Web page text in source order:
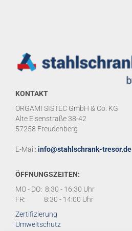
KONTAKT
ORGAMI SISTEC GmbH & Co. KG
Alte Eisenstraße 38-42
57258 Freudenberg
E-Mail: info@stahlschrank-tresor.de
ÖFFNUNGSZEITEN:
MO - DO: 8:30 - 16:30 Uhr
FR: 8:30 - 14:00 Uhr
Zertifizierung
Umweltschutz